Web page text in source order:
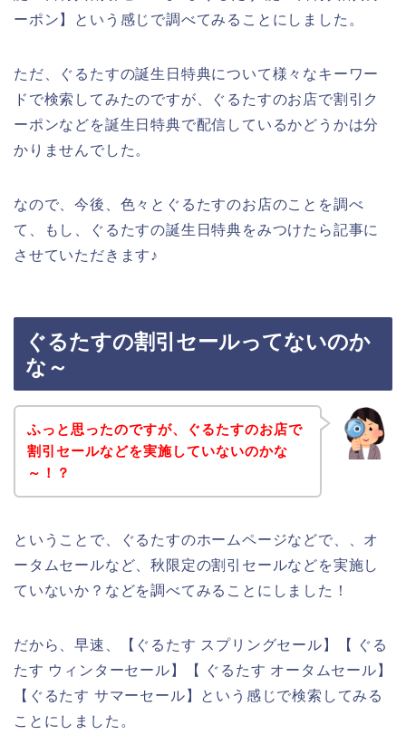
ーポン】という感じで調べてみることにしました。
ただ、ぐるたすの誕生日特典について様々なキーワー
ドで検索してみたのですが、ぐるたすのお店で割引ク
ーポンなどを誕生日特典で配信しているかどうかは分
かりませんでした。
なので、今後、色々とぐるたすのお店のことを調べ
て、もし、ぐるたすの誕生日特典をみつけたら記事に
させていただきます♪
ぐるたすの割引セールってないのか
な～
ふっと思ったのですが、ぐるたすのお店で
割引セールなどを実施していないのかな
～！？
ということで、ぐるたすのホームページなどで、、オ
ータムセールなど、秋限定の割引セールなどを実施し
ていないか？などを調べてみることにしました！
だから、早速、【ぐるたす スプリングセール】【 ぐる
たす ウィンターセール】【 ぐるたす オータムセール】
【ぐるたす サマーセール】という感じで検索してみる
ことにしました。